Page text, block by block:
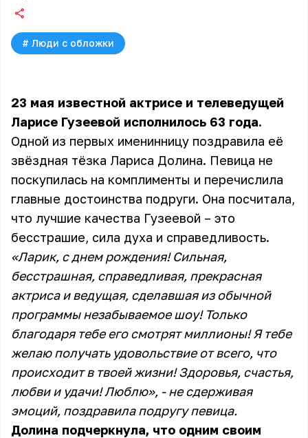
# Люди с обложки
23 мая известной актрисе и телеведущей
Ларисе Гузеевой исполнилось 63 года.
Одной из первых именинницу поздравила её
звёздная тёзка Лариса Долина. Певица не
поскупилась на комплименты и перечислила
главные достоинства подруги. Она посчитала,
что лучшие качества Гузеевой – это
бесстрашие, сила духа и справедливость.
«Ларик, с днем рождения! Сильная,
бесстрашная, справедливая, прекрасная
актриса и ведущая, сделавшая из обычной
программы незабываемое шоу! Только
благодаря тебе его смотрят миллионы! Я тебе
желаю получать удовольствие от всего, что
происходит в твоей жизни! Здоровья, счастья,
любви и удачи! Люблю», - не сдерживая
эмоций, поздравила подругу певица.
Долина подчеркнула, что одним своим